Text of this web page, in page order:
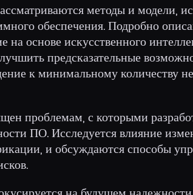
методы и модели,
обеспечения. Подробно
на основе искусственного
предсказательные
к минимальному количеству
проблемам, с которыми
ПО. Исследуется влияние
и обсуждаются способы